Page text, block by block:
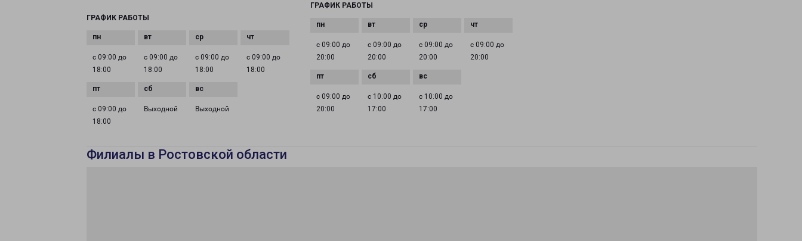
ГРАФИК РАБОТЫ
с 09:00 до
18:00
с 09:00 до
18:00
с 09:00 до
18:00
с 09:00 до
18:00
с 09:00 до
18:00
Выходной Выходной
ГРАФИК РАБОТЫ
с 09:00 до
20:00
с 09:00 до
20:00
с 09:00 до
20:00
с 09:00 до
20:00
с 09:00 до
20:00
с 10:00 до
17:00
с 10:00 до
17:00
Филиалы в Ростовской области